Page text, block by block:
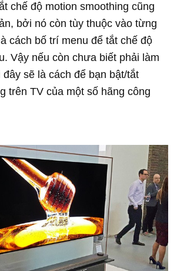
chế độ motion smoothing cũng
bởi nó còn tùy thuộc vào từng
cách bố trí menu để tắt chế độ
Vậy nếu còn chưa biết phải làm
sẽ là cách để bạn bật/tắt
trên TV của một số hãng công